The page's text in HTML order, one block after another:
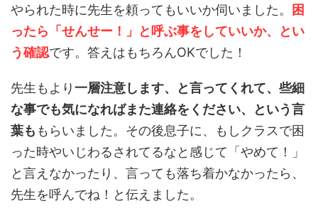
やられた時に先生を頼ってもいいか伺いました。
困
ったら「せんせー！」と呼ぶ事をしていいか、とい
う確認です。答えはもちろんOKでした！
先生もより一層注意します、と言ってくれて、些細
な事でも気になればまた連絡をください、という言
葉も もらいました。その後息子に、もしクラスで困
った時やいじわるされてるなと感じて「やめて！」
と言えなかったり、言っても落ち着かなかったら、
先生を呼んでね！と伝えました。